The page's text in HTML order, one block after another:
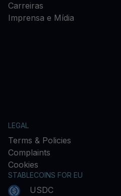
Carreiras
Imprensa e Mídia
LEGAL
Terms & Policies
Complaints
Cookies
STABLECOINS FOR EU
USDC